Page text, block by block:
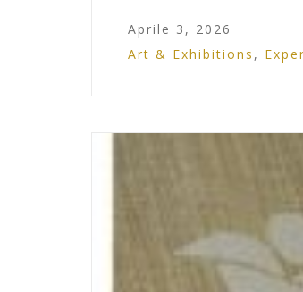
Aprile 3, 2026
Art & Exhibitions ,